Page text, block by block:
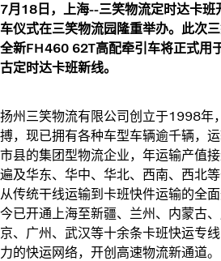
7月18日，上海--三笑物流定时达卡班
车仪式在三笑物流园隆重举办。此次
全新FH460 62T高配牵引车将正式用
古定时达卡班新线。
扬州三笑物流有限公司创立于1998年
搏，现已拥有各种车型车辆逾千辆，
市县的集团型物流企业，年运输产值
遍及华东、华中、华北、西南、西北
从传统干线运输到卡班快件运输的全
今已开通上海至新疆、兰州、内蒙古
京、广州、武汉等十余条卡班快运专
力的快运网络，开创高速物流新通道。